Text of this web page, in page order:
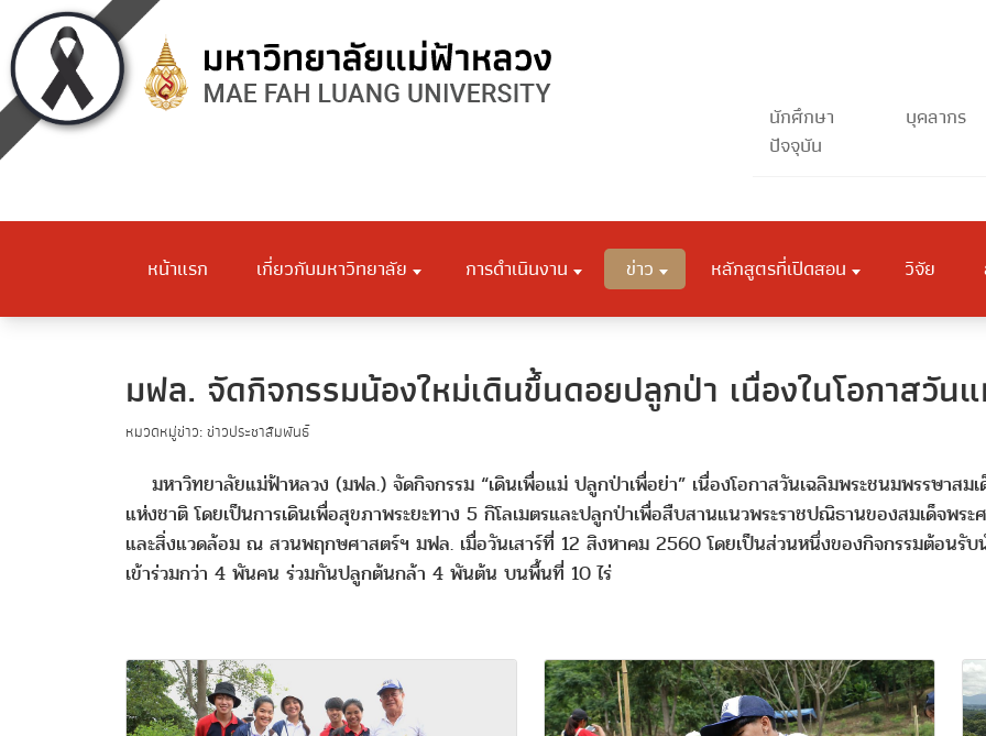
นักศึกษา
ปัจจุบัน
บุคลากร
หน้าแรก เกี่ยวกับมหาวิทยาลัย การดำเนินงาน ข่าว หลักสูตรที่เปิดสอน วิจัย
มฟล. จัดกิจกรรมน้องใหม่เดินขึ้นดอยปลูกป่า เนื่องในโอกาสวัน
หมวดหมู่ข่าว: ข่าวประชาสัมพันธ์
มหาวิทยาลัยแม่ฟ้าหลวง (มฟล.) จัดกิจกรรม “เดินเพื่อแม่ ปลูกป่าเพื่อย่า” เนื่องโอกาสวันเฉลิมพระชนมพรรษาสม
แห่งชาติ โดยเป็นการเดินเพื่อสุขภาพระยะทาง 5 กิโลเมตรและปลูกป่าเพื่อสืบสานแนวพระราชปณิธานของสมเด็จพร
และสิ่งแวดล้อม ณ สวนพฤกษศาสตร์ฯ มฟล. เมื่อวันเสาร์ที่ 12 สิงหาคม 2560 โดยเป็นส่วนหนึ่งของกิจกรรมต้อนรั
เข้าร่วมกว่า 4 พันคน ร่วมกันปลูกต้นกล้า 4 พันต้น บนพื้นที่ 10 ไร่